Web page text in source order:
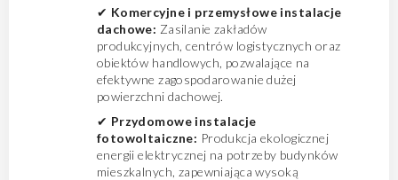
✔ Komercyjne i przemysłowe instalacje
dachowe: Zasilanie zakładów
produkcyjnych, centrów logistycznych oraz
obiektów handlowych, pozwalające na
efektywne zagospodarowanie dużej
powierzchni dachowej.
✔ Przydomowe instalacje
fotowoltaiczne: Produkcja ekologicznej
energii elektrycznej na potrzeby budynków
mieszkalnych, zapewniająca wysoką